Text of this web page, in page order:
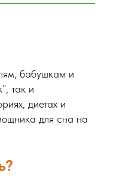
бабушкам и
так и
диетах и
для сна на